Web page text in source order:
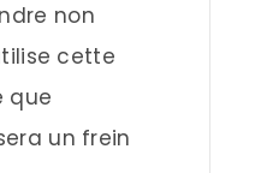
non
cette
que
un frein